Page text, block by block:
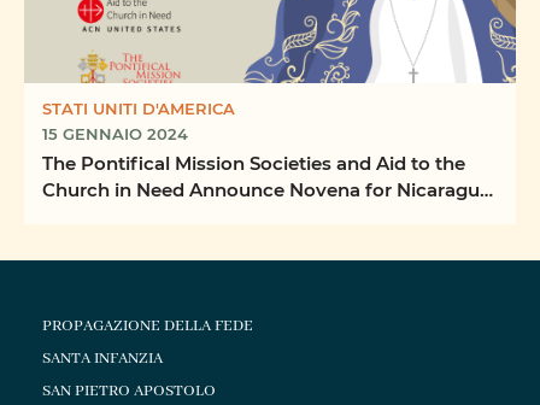
STATI UNITI D'AMERICA
15 GENNAIO 2024
The Pontifical Mission Societies and Aid to the
Church in Need Announce Novena for Nicaragua
PROPAGAZIONE DELLA FEDE
SANTA INFANZIA
SAN PIETRO APOSTOLO